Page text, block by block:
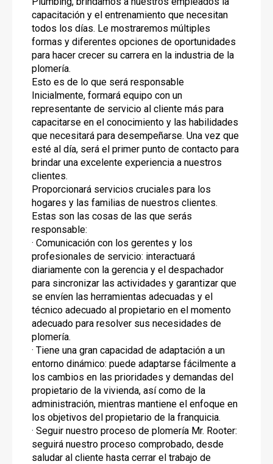
capacitación y el entrenamiento que necesitan
todos los días. Le mostraremos múltiples
formas y diferentes opciones de oportunidades
para hacer crecer su carrera en la industria de la
plomería.
Esto es de lo que será responsable
Inicialmente, formará equipo con un
representante de servicio al cliente más para
capacitarse en el conocimiento y las habilidades
que necesitará para desempeñarse. Una vez que
esté al día, será el primer punto de contacto para
brindar una excelente experiencia a nuestros
clientes.
Proporcionará servicios cruciales para los
hogares y las familias de nuestros clientes.
Estas son las cosas de las que serás
responsable:
· Comunicación con los gerentes y los
profesionales de servicio: interactuará
diariamente con la gerencia y el despachador
para sincronizar las actividades y garantizar que
se envíen las herramientas adecuadas y el
técnico adecuado al propietario en el momento
adecuado para resolver sus necesidades de
plomería.
· Tiene una gran capacidad de adaptación a un
entorno dinámico: puede adaptarse fácilmente a
los cambios en las prioridades y demandas del
propietario de la vivienda, así como de la
administración, mientras mantiene el enfoque en
los objetivos del propietario de la franquicia.
· Seguir nuestro proceso de plomería Mr. Rooter:
seguirá nuestro proceso comprobado, desde
saludar al cliente hasta cerrar el trabajo de